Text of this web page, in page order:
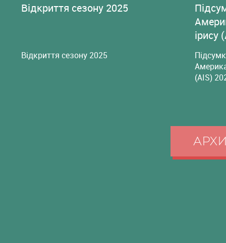
Відкриття сезону 2025
Відкриття сезону 2025
ірису
(AIS)